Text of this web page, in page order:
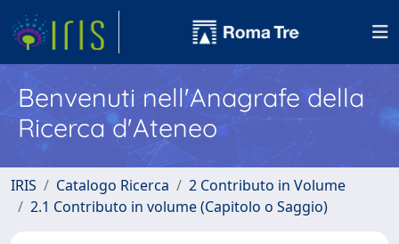
Benvenuti nell'Anagrafe della
Ricerca d'Ateneo
IRIS Catalogo Ricerca
2 Contributo in Volume
2.1 Contributo in volume (Capitolo o Saggio)